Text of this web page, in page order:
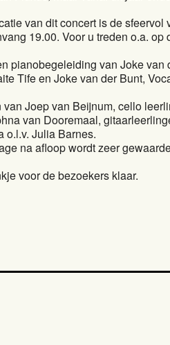
van dit concert is de sfeervol
19.00. Voor u treden o.a. op
pianobegeleiding van Joke van
Tife en Joke van der Bunt,
Joep van Beijnum, cello
van Dooremaal,
o.l.v. Julia Barnes.
na afloop wordt zeer
voor de bezoekers klaar.